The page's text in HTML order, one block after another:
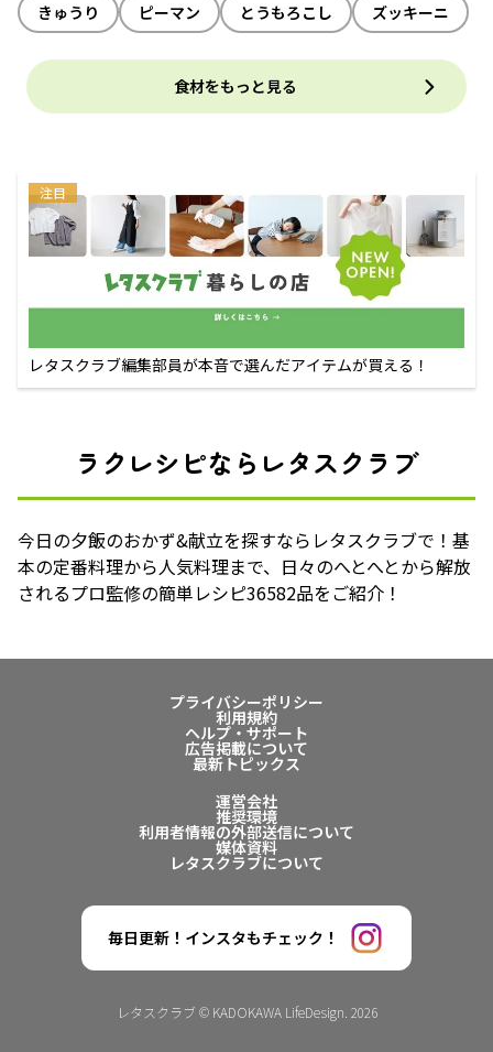
きゅうり
ピーマン とうもろこし ズッキーニ
食材をもっと見る
注目
レタスクラブ編集部員が本音で選んだアイテムが買える！
ラクレシピならレタスクラブ
今日の夕飯のおかず&献立を探すならレタスクラブで！基
本の定番料理から人気料理まで、日々のへとへとから解放
されるプロ監修の簡単レシピ36582品をご紹介！
プライバシーポリシー
利用規約
ヘルプ・サポート
広告掲載について
最新トピックス
運営会社
推奨環境
利用者情報の外部送信について
媒体資料
レタスクラブについて
毎日更新！インスタもチェック！
レタスクラブ © KADOKAWA LifeDesign. 2026